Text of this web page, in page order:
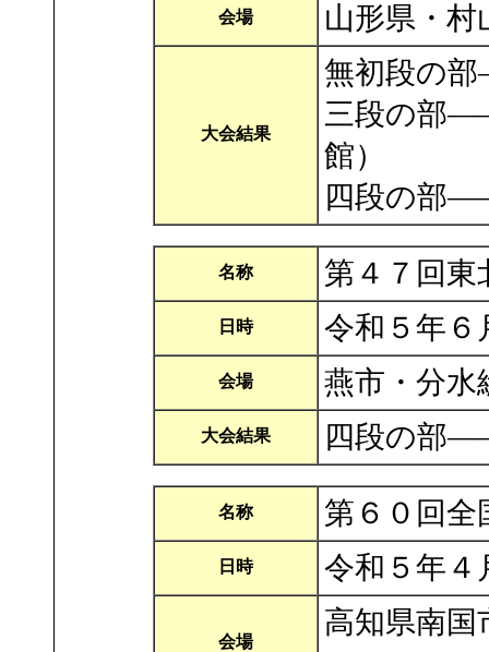
会場 山形県・村
大会結果
無初段の
三段の部
館）
四段の部
名称 第４７回東
日時 令和５年６
会場 燕市・分水
大会結果 四段の部
名称 第６０回全
日時 令和５年４
会場
高知県南